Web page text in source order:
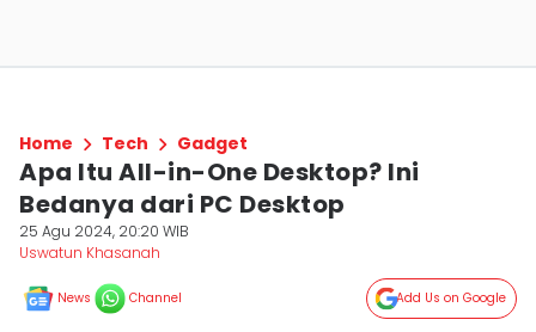
Home Tech Gadget
Apa Itu All-in-One Desktop? Ini
Bedanya dari PC Desktop
25 Agu 2024, 20:20 WIB
Uswatun Khasanah
News Channel Add Us on Google